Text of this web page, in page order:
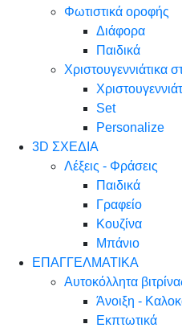
Φωτιστικά οροφής
Διάφορα
Παιδικά
Χριστουγεννιάτικα
Set
Personalize
3D ΣΧΕΔΙΑ
Λέξεις - Φράσεις
Παιδικά
Γραφείο
Κουζίνα
Μπάνιο
ΕΠΑΓΓΕΛΜΑΤΙΚΑ
Αυτοκόλλητα
Άνοιξη -
Εκπτωτικά